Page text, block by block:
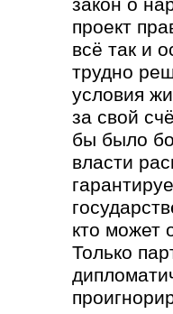
проект
всё так и
трудно
условия
за свой
бы было
власти
кто может
Только